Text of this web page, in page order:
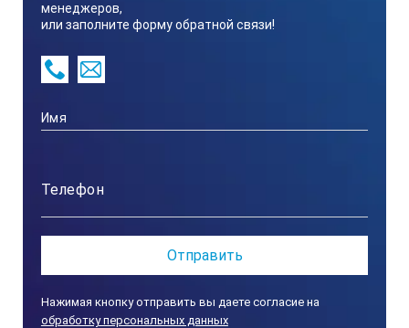
Кислотность 0.01 %,
Температура 0.1℃
Размеры и вес:
Питание:
Класс защиты:
менеджеров,
или заполните форму обратной связи!
Нажимая кнопку отправить вы даете согласие на
обработку персональных данных